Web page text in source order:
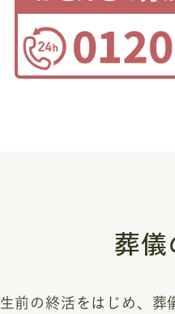
葬
生前の終活をはじめ、葬